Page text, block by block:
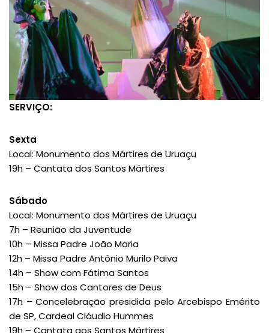
SERVIÇO:
Sexta
Local: Monumento dos Mártires de Uruaçu
19h – Cantata dos Santos Mártires
Sábado
Local: Monumento dos Mártires de Uruaçu
7h – Reunião da Juventude
10h – Missa Padre João Maria
12h – Missa Padre Antônio Murilo Paiva
14h – Show com Fátima Santos
15h – Show dos Cantores de Deus
17h – Concelebração presidida pelo Arcebispo Emérito
de SP, Cardeal Cláudio Hummes
19h – Cantata aos Santos Mártires